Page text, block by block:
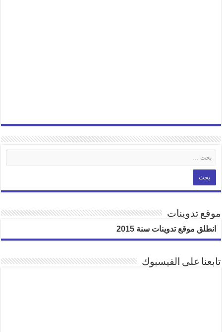
موقع تدوينات
انطلق موقع تدوينات سنة 2015
تابعنا على الفيسبوك